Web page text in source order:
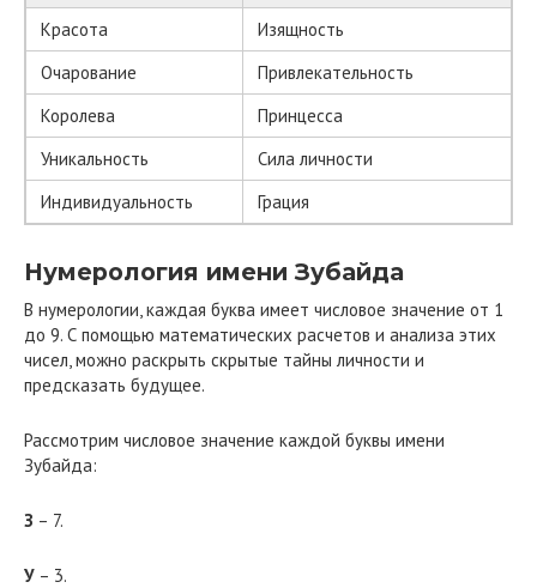
Красота
Изящность
Очарование
Привлекательность
Королева
Принцесса
Уникальность
Сила личности
Индивидуальность
Грация
Нумерология имени Зубайда
В нумерологии, каждая буква имеет числовое значение от 1
до 9. С помощью математических расчетов и анализа этих
чисел, можно раскрыть скрытые тайны личности и
предсказать будущее.
Рассмотрим числовое значение каждой буквы имени
Зубайда:
З – 7.
У – 3.